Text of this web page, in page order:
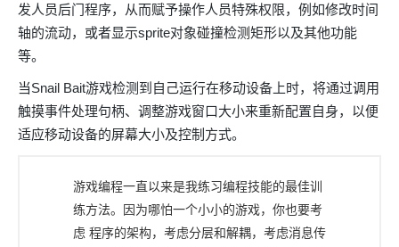
发人员后门程序，从而赋予操作人员特殊权限，例如修改时间
轴的流动，或者显示sprite对象碰撞检测矩形以及其他功能
等。
当Snail Bait游戏检测到自己运行在移动设备上时，将通过调用
触摸事件处理句柄、调整游戏窗口大小来重新配置自身，以便
适应移动设备的屏幕大小及控制方式。
游戏编程一直以来是我练习编程技能的最佳训
练方法。因为哪怕一个小小的游戏，你也要考
虑 程序的架构，考虑分层和解耦，考虑消息传